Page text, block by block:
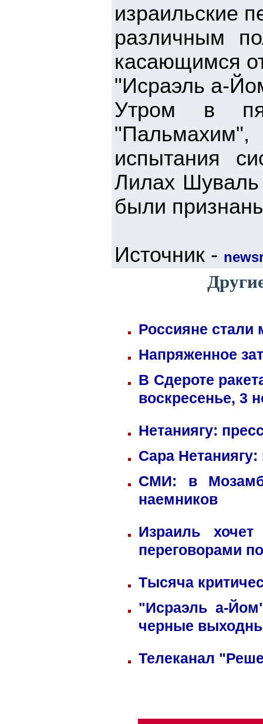
израильские
различным
касающимся
"Исраэль а-
Утром в
испытания
Лилах Шуваль
были
Источник -
Россияне стали
Напряженное
В Сдероте
воскресенье, 3
Нетаниягу:
Сара
СМИ: в
наемников
Израиль
переговорами
Тысяча
"Исраэль а-
черные
Телеканал